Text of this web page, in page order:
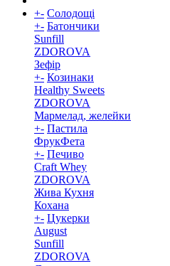
+- Солодощі
+- Батончики
Sunfill
ZDOROVA
Зефір
+- Козинаки
Healthy Sweets
ZDOROVA
Мармелад, желейки
+- Пастила
ФрукФета
+- Печиво
Craft Whey
ZDOROVA
Жива Кухня
Кохана
+- Цукерки
August
Sunfill
ZDOROVA